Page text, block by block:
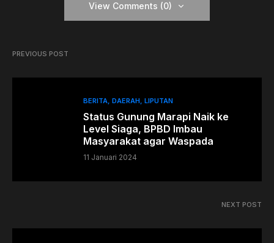
View Comments (0)
PREVIOUS POST
BERITA DAERAH LIPUTAN
Status Gunung Marapi Naik ke
Level Siaga, BPBD Imbau
Masyarakat agar Waspada
11 Januari 2024
NEXT POST